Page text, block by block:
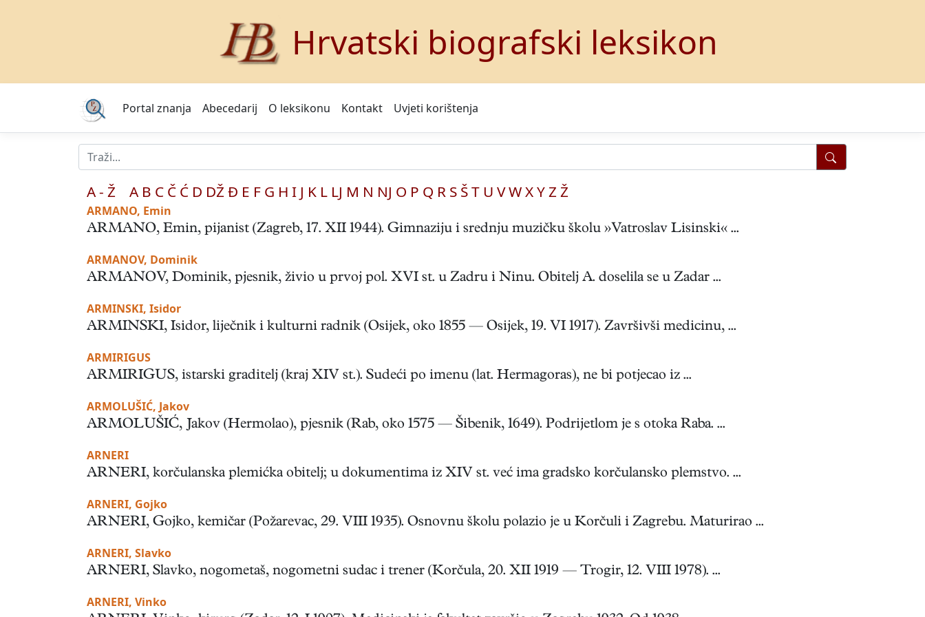
Hrvatski biografski leksikon
Portal znanja Abecedarij O leksikonu Kontakt Uvjeti korištenja
A - Ž A B C Č Ć D DŽ Đ E F G H I J K L LJ M N NJ O P Q R S ŠT U VWXYZ Ž
ARMANO, Emin
ARMANO, Emin, pijanist (Zagreb, 17. XII 1944). Gimnaziju i srednju muzičku školu »Vatroslav Lisinski« ...
ARMANOV, Dominik
ARMANOV, Dominik, pjesnik, živio u prvoj pol. XVI st. u Zadru i Ninu. Obitelj A. doselila se u Zadar ...
ARMINSKI, Isidor
ARMINSKI, Isidor, liječnik i kulturni radnik (Osijek, oko 1855 — Osijek, 19. VI 1917). Završivši medicinu, ...
ARMIRIGUS
ARMIRIGUS, istarski graditelj (kraj XIV st.). Sudeći po imenu (lat. Hermagoras), ne bi potjecao iz ...
ARMOLUŠIĆ, Jakov
ARMOLUŠIĆ, Jakov (Hermolao), pjesnik (Rab, oko 1575 — Šibenik, 1649). Podrijetlom je s otoka Raba. ...
ARNERI
ARNERI, korčulanska plemićka obitelj; u dokumentima iz XIV st. već ima gradsko korčulansko plemstvo. ...
ARNERI, Gojko
ARNERI, Gojko, kemičar (Požarevac, 29. VIII 1935). Osnovnu školu polazio je u Korčuli i Zagrebu. Maturirao ...
ARNERI, Slavko
ARNERI, Slavko, nogometaš, nogometni sudac i trener (Korčula, 20. XII 1919 — Trogir, 12. VIII 1978). ...
ARNERI, Vinko